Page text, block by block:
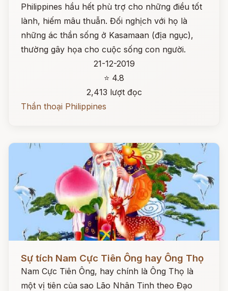
Philippines hầu hết phù trợ cho những điều tốt
lành, hiếm mâu thuẫn. Đối nghịch với họ là
những ác thần sống ở Kasamaan (địa ngục),
thường gây họa cho cuộc sống con người.
21-12-2019
⭐ 4.8
2,413 lượt đọc
Thần thoại Philippines
Sự tích Nam Cực Tiên Ông hay Ông Thọ
Nam Cực Tiên Ông, hay chính là Ông Thọ là
một vị tiên của sao Lão Nhân Tinh theo Đạo